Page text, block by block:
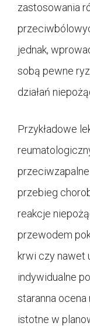
zastosowania
jednak,
sobą pewne
działań
Przykładowe
przebieg
reakcje
przewodem
krwi czy nawet
indywidualne
staranna
istotne w